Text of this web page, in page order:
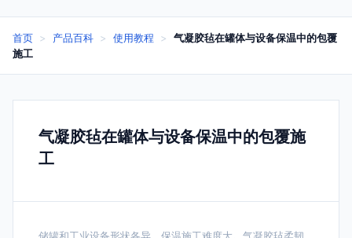
首页 > 产品百科 > 使用教程 >
气凝胶毡在罐体与设备保温中的包覆
施工
气凝胶毡在罐体与设备保温中的包覆施
工